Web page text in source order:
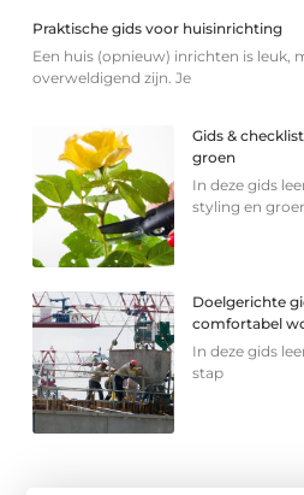
Praktische gids voor huisinrichting
Een huis (opnieuw) inrichten is leuk,
overweldigend zijn. Je
Gids &
groen
In deze gids
styling en
Doelgerichte
comfortabel
In deze gids
stap